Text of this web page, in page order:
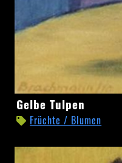
Gelbe
Tulpen
Gelbe Tulpen
Früchte / Blumen